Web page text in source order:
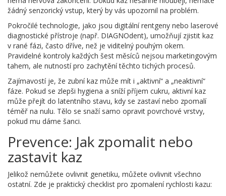
žádný senzorický vstup, který by vás upozornil na problém.
Pokročilé technologie, jako jsou digitální rentgeny nebo laserové
diagnostické přístroje (např. DIAGNOdent), umožňují zjistit kaz
v rané fázi, často dříve, než je viditelný pouhým okem.
Pravidelné kontroly každých šest měsíců nejsou marketingovým
tahem, ale nutností pro zachytění těchto tichých procesů.
Zajímavostí je, že zubní kaz může mít i „aktivní“ a „neaktivní“
fáze. Pokud se zlepši hygiena a sníží příjem cukru, aktivní kaz
může přejít do latentního stavu, kdy se zastaví nebo zpomalí
téměř na nulu. Tělo se snaží samo opravit povrchové vrstvy,
pokud mu dáme šanci.
Prevence: Jak zpomalit nebo
zastavit kaz
Jelikož nemůžete ovlivnit genetiku, můžete ovlivnit všechno
ostatní. Zde je praktický checklist pro zpomalení rychlosti kazu: